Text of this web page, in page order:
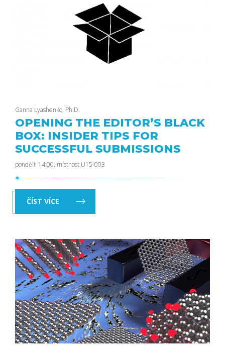
Ganna Lyashenko, Ph.D.
OPENING THE EDITOR’S BLACK
BOX: INSIDER TIPS FOR
SUCCESSFUL SUBMISSIONS
pondělí: 14:00, místnost U15-003
ČÍST VÍCE